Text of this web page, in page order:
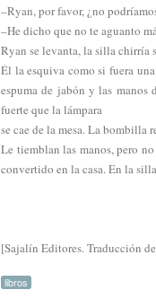
–Ryan, por favor, ¿no
–He dicho que no te aguanto
Ryan se levanta, la silla chirría
Él la esquiva como si fuera
espuma de jabón y las manos
fuerte que la lámpara
se cae de la mesa. La bombilla
Le tiemblan las manos, pero
convertido en la casa. En la
[Sajalín Editores. Traducción
libros